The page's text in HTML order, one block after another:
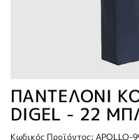
ΠΑΝΤΕΛΟΝΙ
DIGEL - 22
Κωδικός Προϊόντος: APOLLO-